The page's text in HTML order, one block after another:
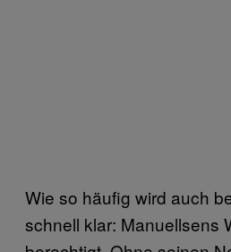
Wie so häufig wird auch
schnell klar: Manuellsens